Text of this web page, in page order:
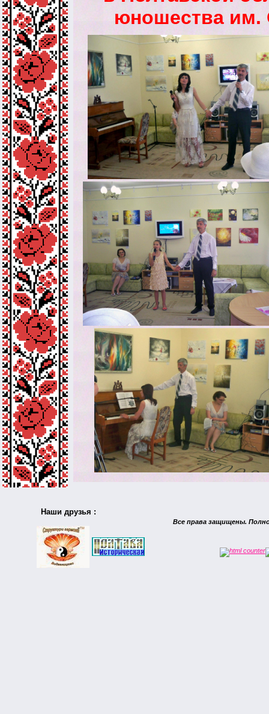
юношества им.
Наши друзья :
Все права защищены.